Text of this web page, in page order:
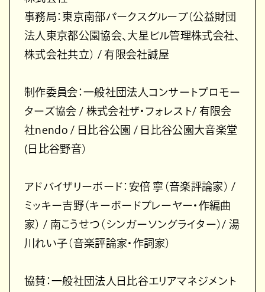
事務局：東京南部パークスグループ（公益財団
法⼈東京都公園協会、⼤星ビル管理株式会社、
株式会社共⽴） / 有限会社誠屋
制作委員会：⼀般社団法⼈コンサートプロモー
ターズ協会 / 株式会社ザ・フォレスト/ 有限会
社nendo / ⽇⽐⾕公園 / ⽇⽐⾕公園⼤⾳楽堂
(⽇⽐⾕野⾳）
アドバイザリーボード：安倍 寧（⾳楽評論家） /
ミッキー吉野（キーボードプレーヤー・作編曲
家） / 南こうせつ（シンガーソングライター）/ 湯
川れい⼦（⾳楽評論家・作詞家）
協賛：⼀般社団法⼈⽇⽐⾕エリアマネジメント